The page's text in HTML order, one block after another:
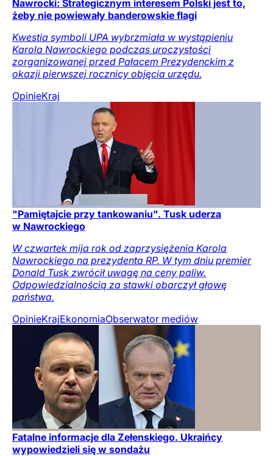
Nawrocki: Strategicznym interesem Polski jest to,
żeby nie powiewały banderowskie flagi
Kwestia symboli UPA wybrzmiała w wystąpieniu
Karola Nawrockiego podczas uroczystości
zorganizowanej przed Pałacem Prezydenckim z
okazji pierwszej rocznicy objęcia urzędu.
OpinieKraj
"Pamiętajcie przy tankowaniu". Tusk uderza
w Nawrockiego
W czwartek mija rok od zaprzysiężenia Karola
Nawrockiego na prezydenta RP. W tym dniu premier
Donald Tusk zwrócił uwagę na ceny paliw.
Odpowiedzialnością za stawki obarczył głowę
państwa.
OpinieKrajEkonomiaObserwator mediów
Fatalne informacje dla Zełenskiego. Ukraińcy
wypowiedzieli się w sondażu